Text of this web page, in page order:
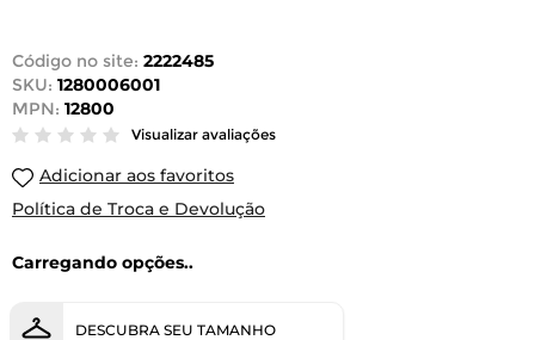
Código no site: 2222485
SKU: 1280006001
MPN: 12800
Visualizar avaliações
Adicionar aos favoritos
Política de Troca e Devolução
Carregando opções..
DESCUBRA SEU TAMANHO